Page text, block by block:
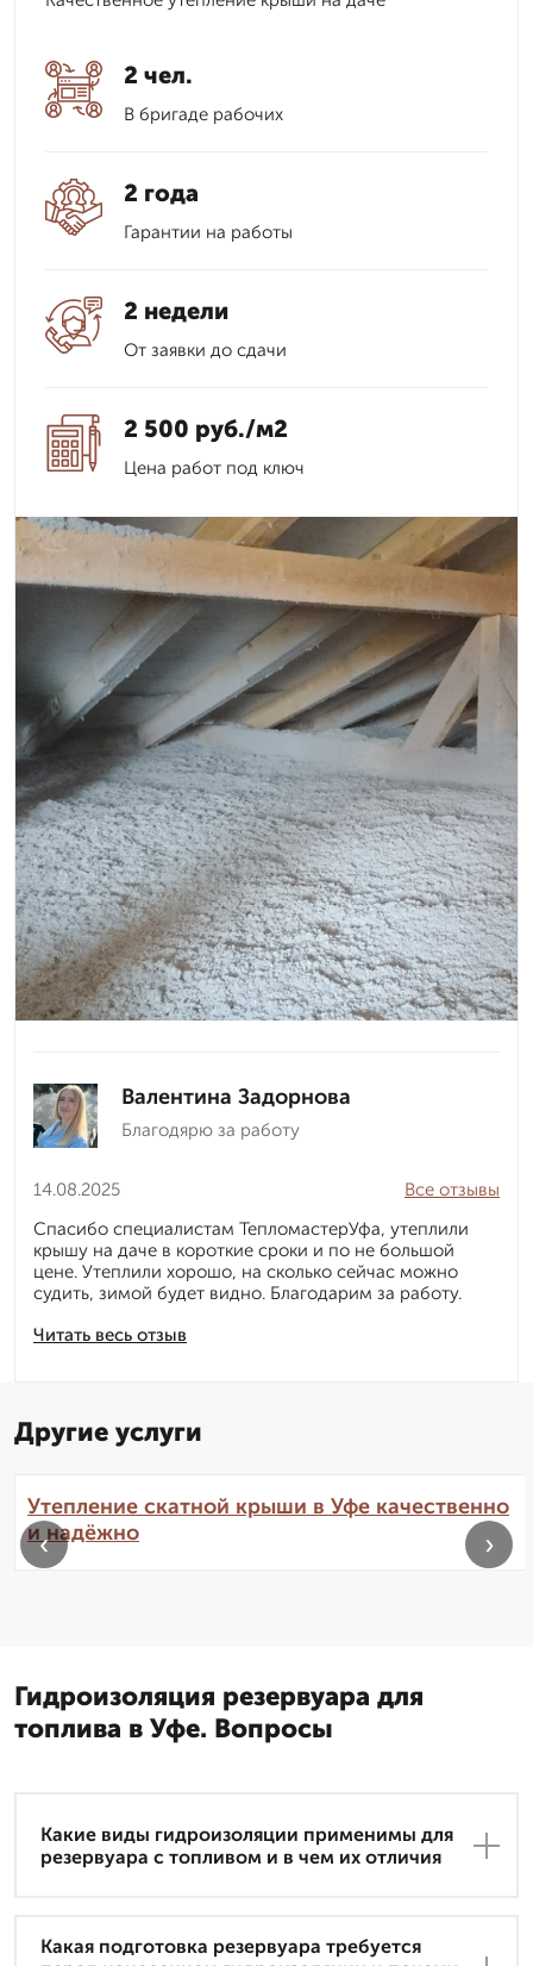
2 чел.
В бригаде рабочих
2 года
Гарантии на работы
2 недели
От заявки до сдачи
2 500 руб./м2
Цена работ под ключ
Валентина Задорнова
Благодярю за работу
14.08.2025
Читать весь отзыв
Все отзывы
Спасибо специалистам ТепломастерУфа, утеплили
крышу на даче в короткие сроки и по не большой
цене. Утеплили хорошо, на сколько сейчас можно
судить, зимой будет видно. Благодарим за работу.
Другие услуги
Утепление скатной крыши в Уфе качественно
и надёжно
‹ ›
Гидроизоляция резервуара для
топлива в Уфе. Вопросы
Какие виды гидроизоляции применимы для
резервуара с топливом и в чем их отличия
Какая подготовка резервуара требуется